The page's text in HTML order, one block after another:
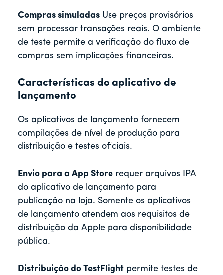
Compras simuladas Use preços provisórios
sem processar transações reais. O ambiente
de teste permite a verificação do fluxo de
compras sem implicações financeiras.
Características do aplicativo de
lançamento
Os aplicativos de lançamento fornecem
compilações de nível de produção para
distribuição e testes oficiais.
Envio para a App Store requer arquivos IPA
do aplicativo de lançamento para
publicação na loja. Somente os aplicativos
de lançamento atendem aos requisitos de
distribuição da Apple para disponibilidade
pública.
Distribuição do TestFlight permite testes de